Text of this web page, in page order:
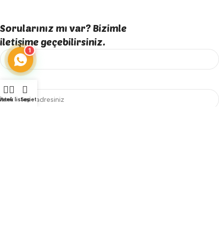
Sorularınız mı var? Bizimle
iletişime geçebilirsiniz.
İstek listesi
Sepet
1